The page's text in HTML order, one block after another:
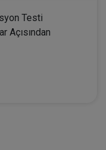
Testi
Açısından